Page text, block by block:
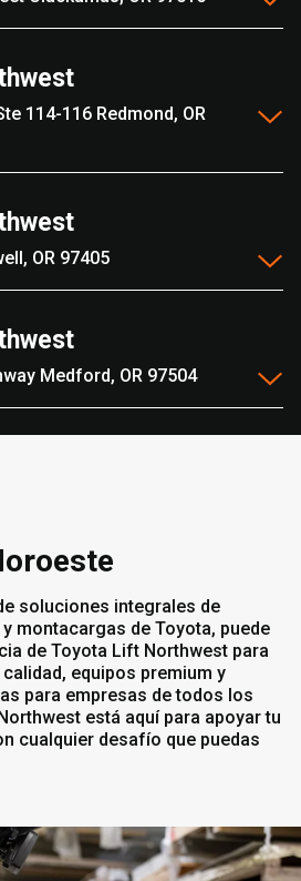
Redmond, OR
Ave Creswell, OR 97405
3815 Crater Lake Highway Medford, OR 97504
soluciones integrales de
montacargas de Toyota, puede
de Toyota Lift Northwest para
equipos premium y
para empresas de todos los
está aquí para apoyar tu
cualquier desafío que puedas